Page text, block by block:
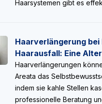
Haarsystemen gibt es
Haarverlängerung
Haarausfall: Eine
Haarverlängerungen
Areata das
indem sie kahle Stellen
professionelle Beratung